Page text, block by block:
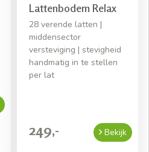
Lattenbodem Relax
28 verende latten |
middensector
versteviging | stevigheid
handmatig in te stellen
per lat
249,- Bekijk